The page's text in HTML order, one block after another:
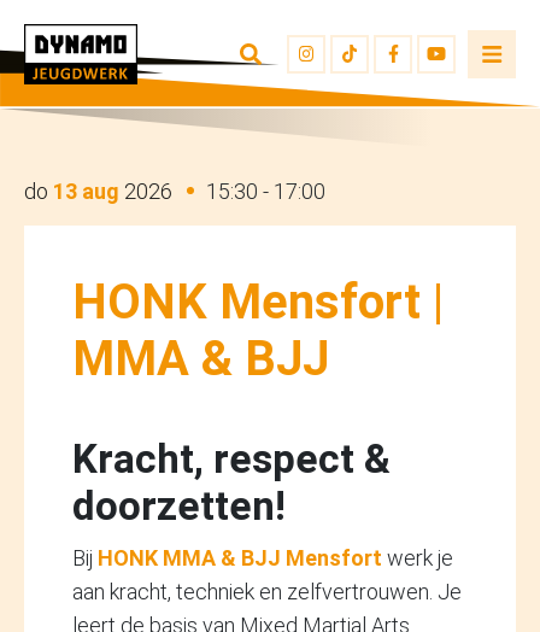
INSCHRIJVEN JEUGDWERKERS
do 13 aug 2026 15:30 - 17:00
HONK Mensfort |
MMA & BJJ
Kracht, respect &
doorzetten!
Bij HONK MMA & BJJ Mensfort werk je
aan kracht, techniek en zelfvertrouwen. Je
leert de basis van Mixed Martial Arts